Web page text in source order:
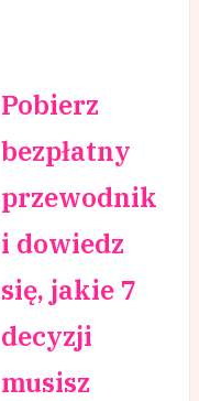
Pobierz
bezpłatny
przewodnik
i dowiedz
się, jakie 7
decyzji
musisz